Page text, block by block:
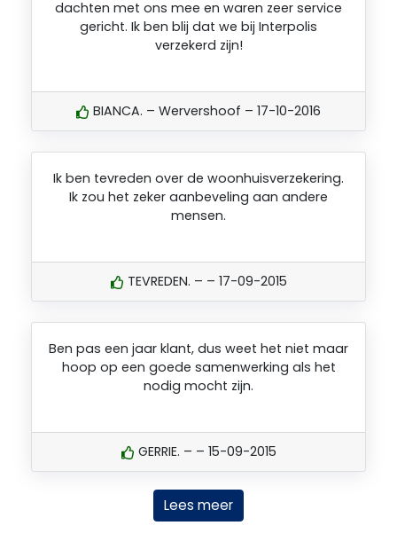
dachten met ons mee en waren zeer service
gericht. Ik ben blij dat we bij Interpolis
verzekerd zijn!
BIANCA. – Wervershoof – 17-10-2016
Ik ben tevreden over de woonhuisverzekering.
Ik zou het zeker aanbeveling aan andere
mensen.
TEVREDEN. – – 17-09-2015
Ben pas een jaar klant, dus weet het niet maar
hoop op een goede samenwerking als het
nodig mocht zijn.
GERRIE. – – 15-09-2015
Lees meer